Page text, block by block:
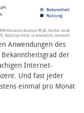
Anwendungen des
der
Internet-
Und fast jeder
einmal pro Monat